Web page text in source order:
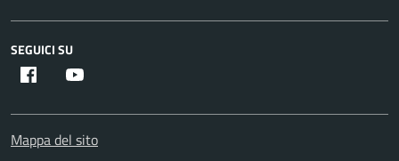
SEGUICI SU
Facebook
Mappa del sito